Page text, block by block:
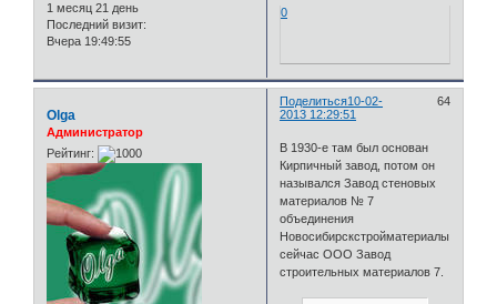
1 месяц 21 день
Последний визит:
Вчера 19:49:55
0
Поделиться 64
10-02-
2013 12:29:51
Olga
Администратор
Рейтинг:
В 1930-е там был основан
Кирпичный завод, потом он
назывался Завод стеновых
материалов № 7
объединения
Новосибирскстройматериалы,
сейчас ООО Завод
строительных материалов 7.